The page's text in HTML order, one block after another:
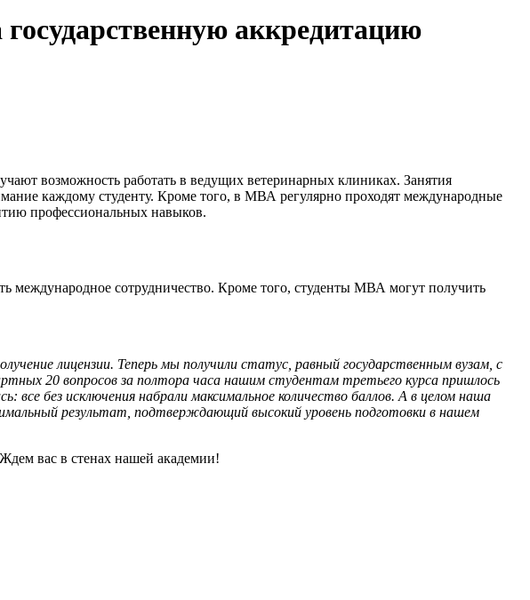
аккредитацию
возможность работать в ведущих ветеринарных клиниках. Занятия
каждому студенту. Кроме того, в МВА регулярно проходят международные
профессиональных навыков.
международное сотрудничество. Кроме того, студенты МВА могут получить
лицензии. Теперь мы получили статус, равный государственным вузам, с
20 вопросов за полтора часа нашим студентам третьего курса пришлось
без исключения набрали максимальное количество баллов. А в целом наша
результат, подтверждающий высокий уровень подготовки в нашем
вас в стенах нашей академии!